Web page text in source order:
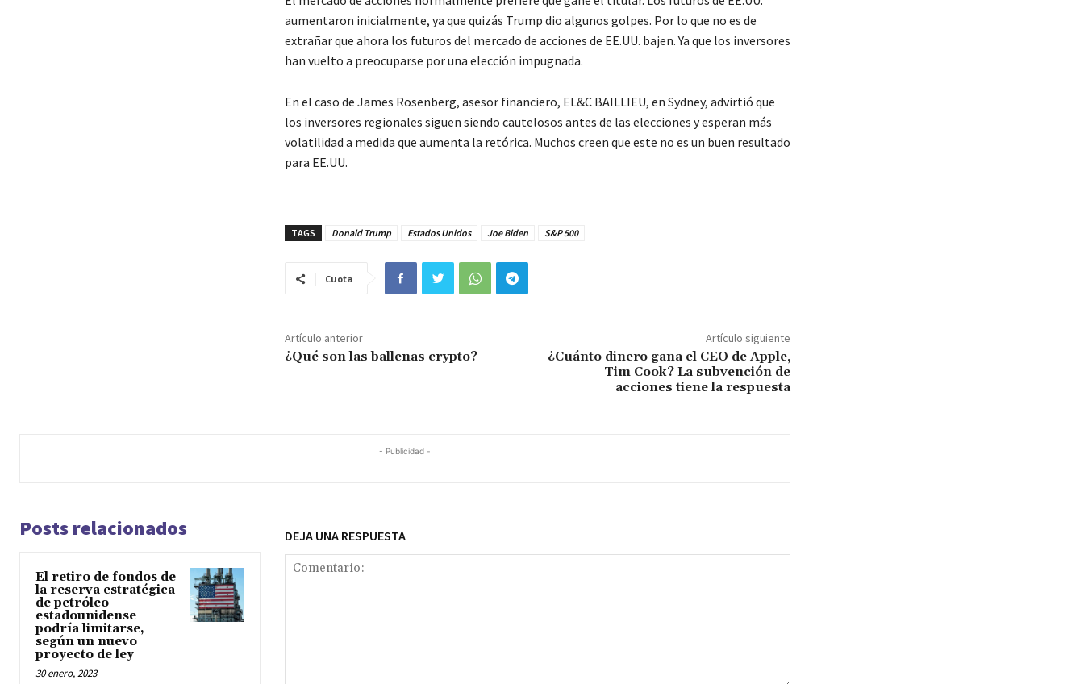
aumentaron inicialmente, ya que quizás Trump dio algunos golpes. Por lo que no es de
extrañar que ahora los futuros del mercado de acciones de EE.UU. bajen. Ya que los inversores
han vuelto a preocuparse por una elección impugnada.
En el caso de James Rosenberg, asesor financiero, EL&C BAILLIEU, en Sydney, advirtió que
los inversores regionales siguen siendo cautelosos antes de las elecciones y esperan más
volatilidad a medida que aumenta la retórica. Muchos creen que este no es un buen resultado
para EE.UU.
TAGS Donald Trump Estados Unidos Joe Biden S&P 500
Cuota
Artículo anterior
¿Qué son las ballenas crypto?
Artículo siguiente
¿Cuánto dinero gana el CEO de Apple,
Tim Cook? La subvención de
acciones tiene la respuesta
- Publicidad -
Posts relacionados
El retiro de fondos de
la reserva estratégica
de petróleo
estadounidense
podría limitarse,
según un nuevo
proyecto de ley
30 enero, 2023
DEJA UNA RESPUESTA